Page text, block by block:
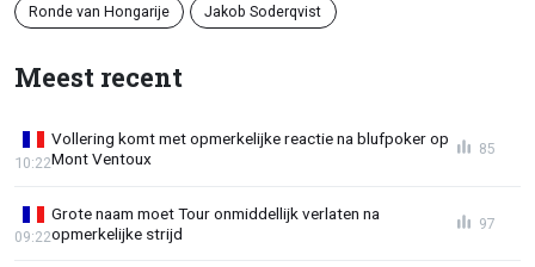
Ronde van Hongarije Jakob Soderqvist
Meest recent
Vollering komt met opmerkelijke reactie na blufpoker op
Mont Ventoux
10:22
85
Grote naam moet Tour onmiddellijk verlaten na
opmerkelijke strijd
09:22
97